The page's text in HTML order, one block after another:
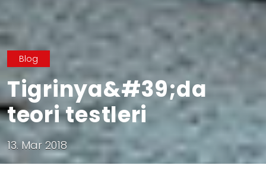
Blog
Tigrinya&#39;da
teori testleri
13. Mar 2018